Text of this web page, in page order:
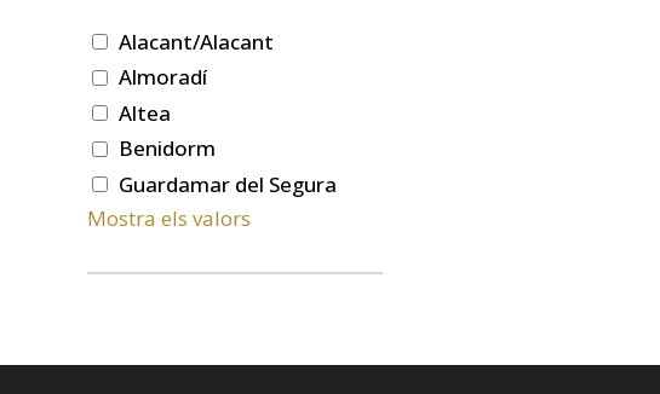
Alacant/Alacant
Almoradí
Altea
Benidorm
Guardamar del Segura
Mostra els valors